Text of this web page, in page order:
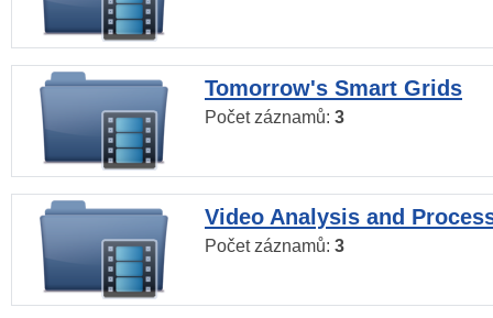
Tomorrow's Smart Grids
Počet záznamů: 3
Video Analysis and
Počet záznamů: 3